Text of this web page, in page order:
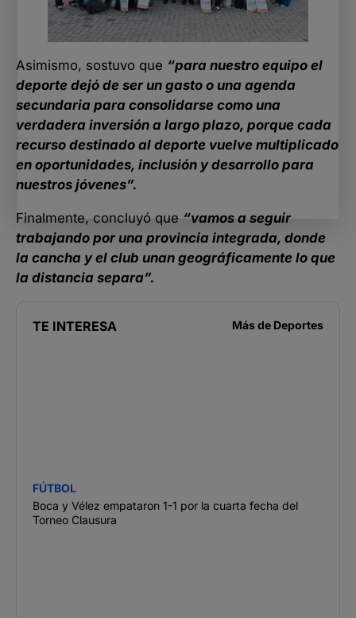
Asimismo, sostuvo que “para nuestro equipo el
deporte dejó de ser un gasto o una agenda
secundaria para consolidarse como una
verdadera inversión a largo plazo, porque cada
recurso destinado al deporte vuelve multiplicado
en oportunidades, inclusión y desarrollo para
nuestros jóvenes”.
Finalmente, concluyó que “vamos a seguir
trabajando por una provincia integrada, donde
la cancha y el club unan geográficamente lo que
la distancia separa”.
TE INTERESA Más de Deportes
FÚTBOL
Boca y Vélez empataron 1-1 por la cuarta fecha del
Torneo Clausura